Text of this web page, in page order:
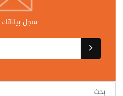
سجل بياناتك